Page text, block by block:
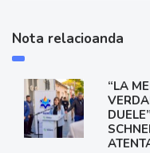
Nota relacioanda
“LA